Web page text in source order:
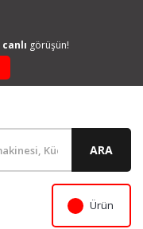
canlı görüşün!
ARA
Ürün